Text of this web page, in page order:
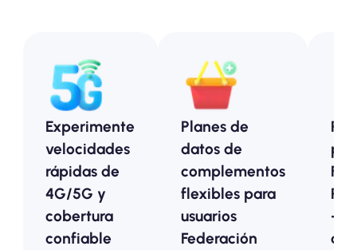
Experimente
velocidades
rápidas de
4G/5G y
cobertura
confiable
Planes de
datos de
complementos
flexibles para
usuarios
Federación
-